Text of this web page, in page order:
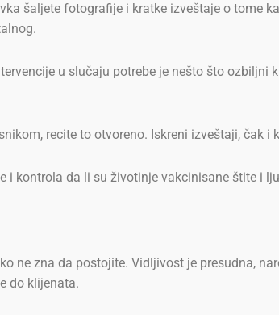
šaljete fotografije i kratke izveštaje o tome
u slučaju potrebe je nešto što ozbiljni
recite to otvoreno. Iskreni izveštaji, čak i
i kontrola da li su životinje vakcinisane štite i
ne zna da postojite. Vidljivost je presudna,
do klijenata.